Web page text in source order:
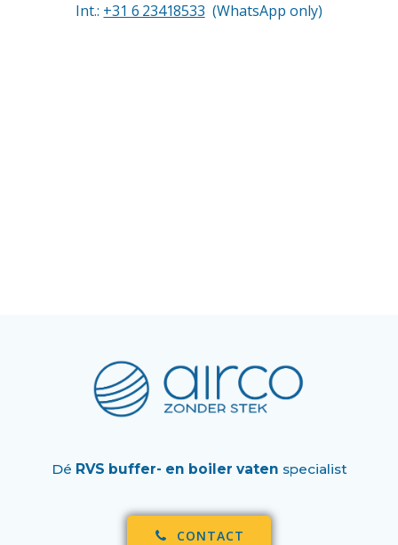
Int.: +31 6 23418533 (WhatsApp only)
Dé RVS buffer- en boiler vaten specialist
CONTACT